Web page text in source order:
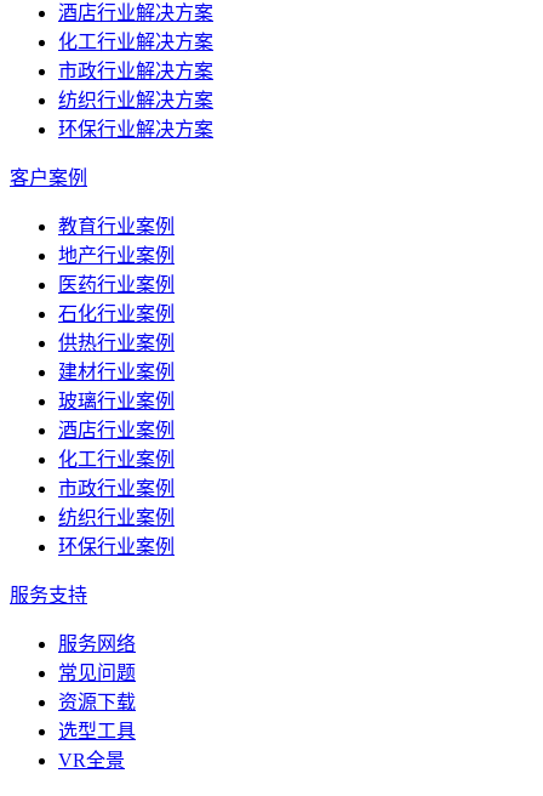
酒店行业解决方案
化工行业解决方案
市政行业解决方案
纺织行业解决方案
环保行业解决方案
客户案例
教育行业案例
地产行业案例
医药行业案例
石化行业案例
供热行业案例
建材行业案例
玻璃行业案例
酒店行业案例
化工行业案例
市政行业案例
纺织行业案例
环保行业案例
服务支持
服务网络
常见问题
资源下载
选型工具
VR全景